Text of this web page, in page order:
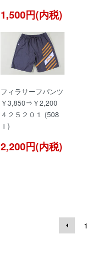
1,500円(内税)
フィラサーフパンツ
￥3,850⇒￥2,200
４２５２０１ (508
Ⅰ)
2,200円(内税)
1